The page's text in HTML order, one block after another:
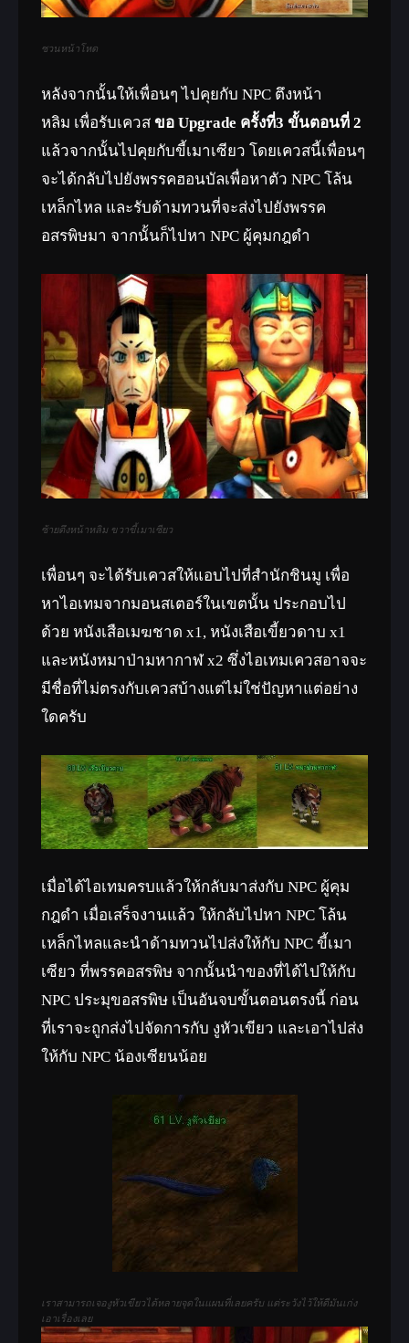
ซวนหน้าโหด
หลังจากนั้นให้เพื่อนๆ ไปคุยกับ NPC ตึงหน้า
หลิม เพื่อรับเควส ขอ Upgrade ครั้งที่3 ขั้นตอนที่ 2
แล้วจากนั้นไปคุยกับขี้เมาเซียว โดยเควสนี้เพื่อนๆ
จะได้กลับไปยังพรรคฮอนบัลเพื่อหาตัว NPC โล้น
เหล็กไหล และรับด้ามทวนที่จะส่งไปยังพรรค
อสรพิษมา จากนั้นก็ไปหา NPC ผู้คุมกฎดำ
ซ้ายตึงหน้าหลิม ขวาขี้เมาเซียว
เพื่อนๆ จะได้รับเควสให้แอบไปที่สำนักชินมู เพื่อ
หาไอเทมจากมอนสเตอร์ในเขตนั้น ประกอบไป
ด้วย หนังเสือเมฆชาด x1, หนังเสือเขี้ยวดาบ x1
และหนังหมาป่ามหากาฬ x2 ซึ่งไอเทมเควสอาจจะ
มีชื่อที่ไม่ตรงกับเควสบ้างแต่ไม่ใช่ปัญหาแต่อย่าง
ใดครับ
เมื่อได้ไอเทมครบแล้วให้กลับมาส่งกับ NPC ผู้คุม
กฎดำ เมื่อเสร็จงานแล้ว ให้กลับไปหา NPC โล้น
เหล็กไหลและนำด้ามทวนไปส่งให้กับ NPC ขี้เมา
เซียว ที่พรรคอสรพิษ จากนั้นนำของที่ได้ไปให้กับ
NPC ประมุขอสรพิษ เป็นอันจบขั้นตอนตรงนี้ ก่อน
ที่เราจะถูกส่งไปจัดการกับ งูหัวเขียว และเอาไปส่ง
ให้กับ NPC น้องเซียนน้อย
เราสามารถเจองูหัวเขียวได้หลายจุดในแผนที่เลยครับ แต่ระวังไว้ให้ดีมันเก่ง
เอาเรื่องเลย